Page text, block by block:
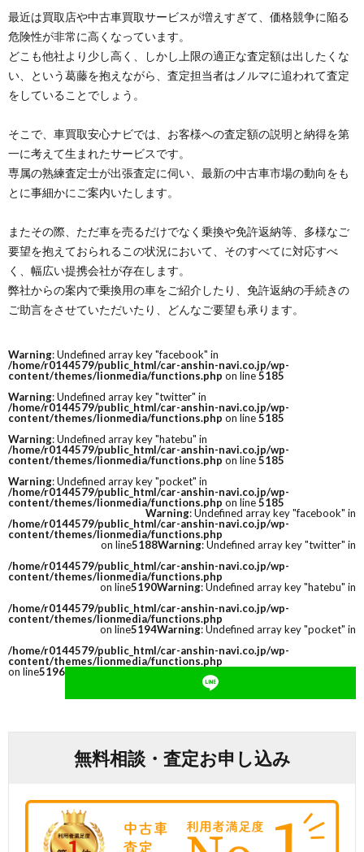
最近は買取店や中古車買取サービスが増えすぎて、価格競争に陥る
危険性が非常に高くなっています。
どこも他社より少し高く、しかし上限の適正な査定額は出したくな
い、という葛藤を抱えながら、査定担当者はノルマに追われて査定
をしていることでしょう。
そこで、車買取安心ナビでは、お客様への査定額の説明と納得を第
一に考えて生まれたサービスです。
専属の熟練査定士が出張査定に伺い、最新の中古車市場の動向をも
とに事細かにご案内いたします。
またその際、ただ車を売るだけでなく乗換や免許返納等、多様なご
要望を抱えておられるこの状況において、そのすべてに対応すべ
く、幅広い提携会社が存在します。
弊社からの案内で乗換用の車をご紹介したり、免許返納の手続きの
ご助言をさせていただいたり、どんなご要望も承ります。
Warning: Undefined array key "facebook" in
/home/r0144579/public_html/car-anshin-navi.co.jp/wp-
content/themes/lionmedia/functions.php on line5185
Warning: Undefined array key "twitter" in
/home/r0144579/public_html/car-anshin-navi.co.jp/wp-
content/themes/lionmedia/functions.php on line5185
Warning: Undefined array key "hatebu" in
/home/r0144579/public_html/car-anshin-navi.co.jp/wp-
content/themes/lionmedia/functions.php on line5185
Warning: Undefined array key "pocket" in
/home/r0144579/public_html/car-anshin-navi.co.jp/wp-
content/themes/lionmedia/functions.php on line5185
Warning: Undefined array key "facebook" in
/home/r0144579/public_html/car-anshin-navi.co.jp/wp-
content/themes/lionmedia/functions.php
on line5188Warning: Undefined array key "twitter" in
/home/r0144579/public_html/car-anshin-navi.co.jp/wp-
content/themes/lionmedia/functions.php
on line5190Warning: Undefined array key "hatebu" in
/home/r0144579/public_html/car-anshin-navi.co.jp/wp-
content/themes/lionmedia/functions.php
on line5194Warning: Undefined array key "pocket" in
/home/r0144579/public_html/car-anshin-navi.co.jp/wp-
content/themes/lionmedia/functions.php
on line5196
無料相談・査定お申し込み